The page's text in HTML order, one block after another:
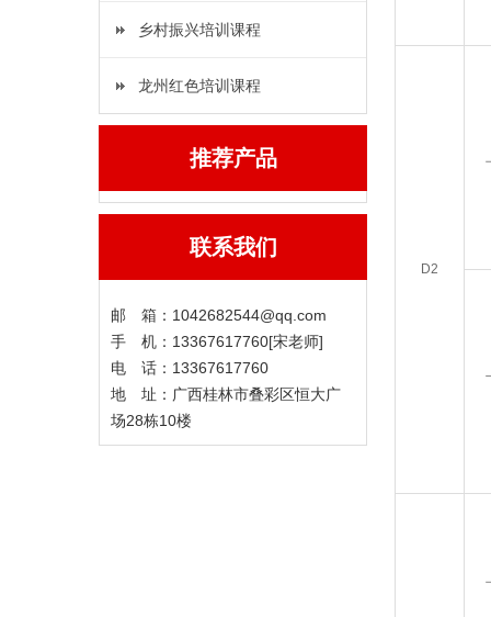
乡村振兴培训课程
龙州红色培训课程
推荐产品
联系我们
邮 箱：1042682544@qq.com
手 机：13367617760[宋老师]
电 话：13367617760
地 址：广西桂林市叠彩区恒大广
场28栋10楼
D2